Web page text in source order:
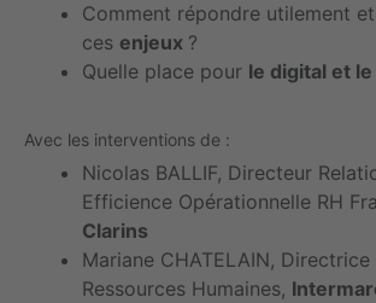
Comment répondre utilement
ces enjeux ?
Quelle place pour le digital et le
Avec les interventions de :
Nicolas BALLIF, Directeur
Efficience Opérationnelle RH
Clarins
Mariane CHATELAIN, Directrice
Ressources Humaines,